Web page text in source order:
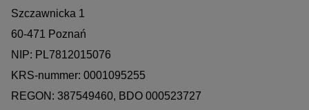
Szczawnicka 1
60-471 Poznań
NIP: PL7812015076
KRS-nummer: 0001095255
REGON: 387549460, BDO 000523727